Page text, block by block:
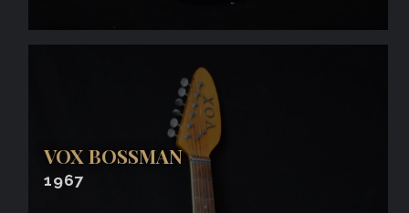
VOX BOSSMAN
1967